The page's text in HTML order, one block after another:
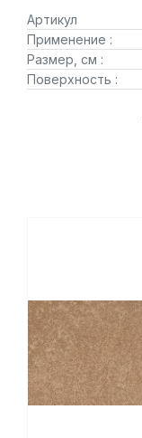
Артикул
Применение :
Размер, см :
Поверхность :